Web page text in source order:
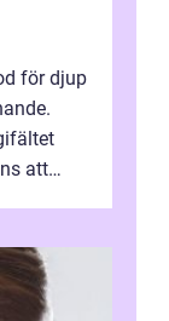
för djup
att